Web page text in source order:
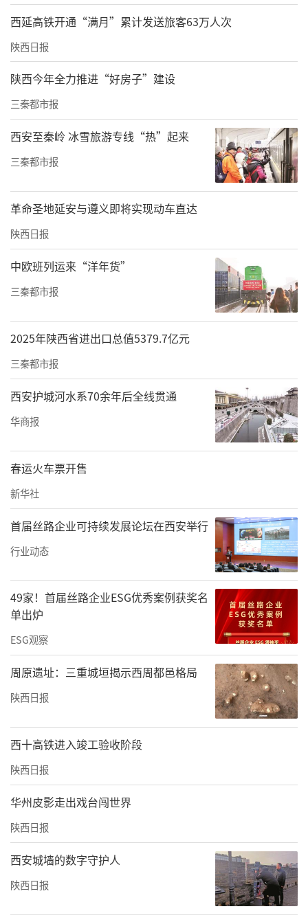
西延高铁开通“满月”累计发送旅客63万人次
陕西日报
陕西今年全力推进“好房子”建设
三秦都市报
西安至秦岭 冰雪旅游专线“热”起来
三秦都市报
革命圣地延安与遵义即将实现动车直达
陕西日报
中欧班列运来“洋年货”
三秦都市报
2025年陕西省进出口总值5379.7亿元
三秦都市报
西安护城河水系70余年后全线贯通
华商报
春运火车票开售
新华社
首届丝路企业可持续发展论坛在西安举行
行业动态
49家！首届丝路企业ESG优秀案例获奖名
单出炉
ESG观察
周原遗址：三重城垣揭示西周都邑格局
陕西日报
西十高铁进入竣工验收阶段
陕西日报
华州皮影走出戏台闯世界
陕西日报
西安城墙的数字守护人
陕西日报